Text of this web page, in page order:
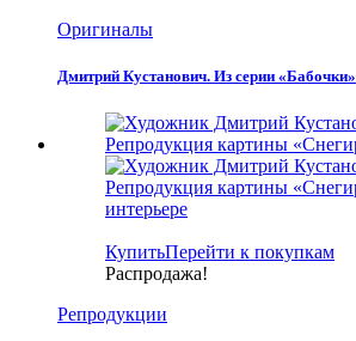
Оригиналы
Дмитрий Кустанович. Из серии «Бабочки»
КупитьПерейти к покупкам
Распродажа!
Репродукции